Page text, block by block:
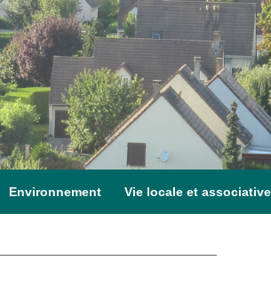
Environnement Vie locale et associative